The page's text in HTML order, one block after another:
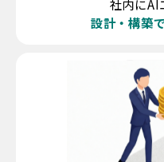
社内にAI
設計・構築